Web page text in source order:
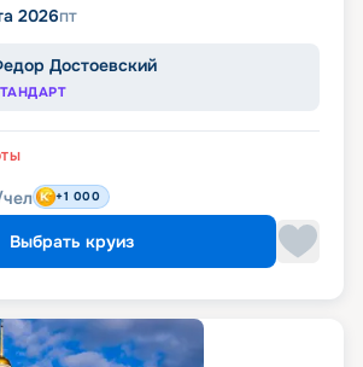
2026пт
Достоевский
+1 000
Выбрать круиз